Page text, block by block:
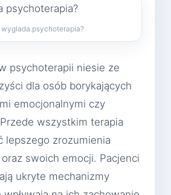
wyglada psychoterapia?
psychoterapii niesie ze
dla osób borykających
emocjonalnymi czy
wszystkim terapia
lepszego zrozumienia
swoich emocji. Pacjenci
ukryte mechanizmy